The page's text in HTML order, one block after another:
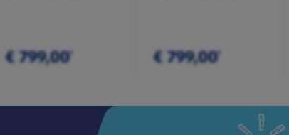
€ 799,00¹ € 799,00¹